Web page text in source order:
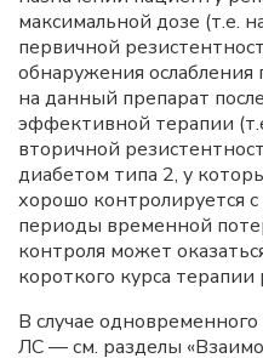
максимальной дозе (т.е.
первичной
обнаружения ослабления
на данный препарат
эффективной терапии
вторичной
диабетом типа 2, у
хорошо контролируется
периоды временной
контроля может
короткого курса
В случае
ЛС — см. разделы